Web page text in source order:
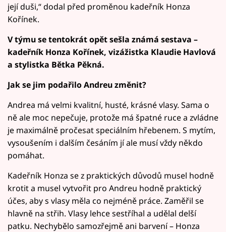
její duši,“ dodal před proměnou kadeřník Honza
Kořínek.
V týmu se tentokrát opět sešla známá sestava –
kadeřník Honza Kořínek, vizážistka Klaudie Havlová
a stylistka Bětka Pěkná.
Jak se jim podařilo Andreu změnit?
Andrea má velmi kvalitní, husté, krásné vlasy. Sama o
ně ale moc nepečuje, protože má špatné ruce a zvládne
je maximálně pročesat speciálním hřebenem. S mytím,
vysoušením i dalším česáním jí ale musí vždy někdo
pomáhat.
Kadeřník Honza se z praktických důvodů musel hodně
krotit a musel vytvořit pro Andreu hodně praktický
účes, aby s vlasy měla co nejméně práce. Zaměřil se
hlavně na střih. Vlasy lehce sestříhal a udělal delší
patku. Nechybělo samozřejmě ani barvení – Honza